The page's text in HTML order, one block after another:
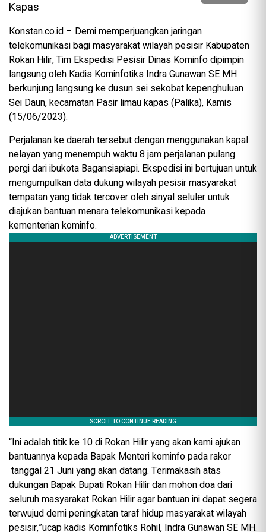
Konstan.co.id – Demi memperjuangkan jaringan
telekomunikasi bagi masyarakat wilayah pesisir Kabupaten
Rokan Hilir, Tim Ekspedisi Pesisir Dinas Kominfo dipimpin
langsung oleh Kadis Kominfotiks Indra Gunawan SE MH
berkunjung langsung ke dusun sei sekobat kepenghuluan
Sei Daun, kecamatan Pasir limau kapas (Palika), Kamis
(15/06/2023).
Perjalanan ke daerah tersebut dengan menggunakan kapal
nelayan yang menempuh waktu 8 jam perjalanan pulang
pergi dari ibukota Bagansiapiapi. Ekspedisi ini bertujuan untuk
mengumpulkan data dukung wilayah pesisir masyarakat
tempatan yang tidak tercover oleh sinyal seluler untuk
diajukan bantuan menara telekomunikasi kepada
kementerian kominfo.
“Ini adalah titik ke 10 di Rokan Hilir yang akan kami ajukan
bantuannya kepada Bapak Menteri kominfo pada rakor
tanggal 21 Juni yang akan datang. Terimakasih atas
dukungan Bapak Bupati Rokan Hilir dan mohon doa dari
seluruh masyarakat Rokan Hilir agar bantuan ini dapat segera
terwujud demi peningkatan taraf hidup masyarakat wilayah
pesisir,”ucap kadis Kominfotiks Rohil, Indra Gunawan SE MH.